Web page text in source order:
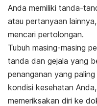
Anda memiliki tanda-
atau pertanyaan
mencari pertolongan.
Tubuh masing-masing
tanda dan gejala yang
penanganan yang
kondisi kesehatan
memeriksakan diri ke